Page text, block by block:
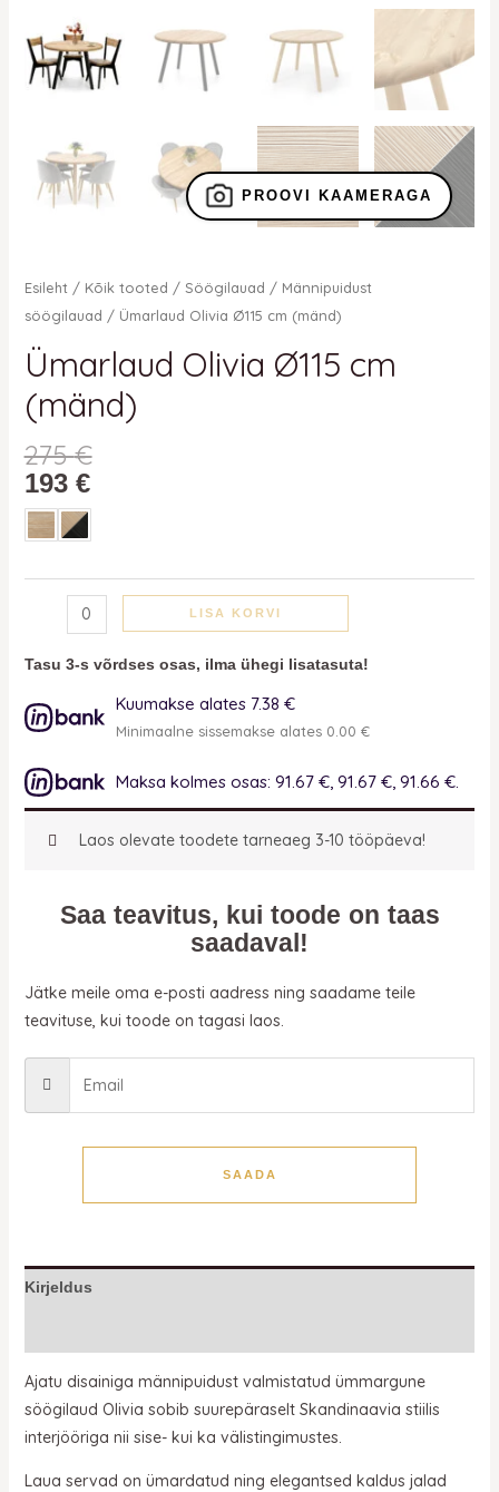
PROOVI KAAMERAGA
Esileht / Kõik tooted / Söögilauad / Männipuidust
söögilauad / Ümarlaud Olivia Ø115 cm (mänd)
Ümarlaud Olivia Ø115 cm
(mänd)
275€
193 €
LISA KORVI
Tasu 3-s võrdses osas, ilma ühegi lisatasuta!
Kuumakse alates 7.38 €
Minimaalne sissemakse alates 0.00 €
Maksa kolmes osas: 91.67 €, 91.67 €, 91.66 €.
Laos olevate toodete tarneaeg 3-10 tööpäeva!
Saa teavitus, kui toode on taas
saadaval!
Jätke meile oma e-posti aadress ning saadame teile
teavituse, kui toode on tagasi laos.
SAADA
Kirjeldus
Ajatu disainiga männipuidust valmistatud ümmargune
söögilaud Olivia sobib suurepäraselt Skandinaavia stiilis
interjööriga nii sise- kui ka välistingimustes.
Laua servad on ümardatud ning elegantsed kaldus jalad